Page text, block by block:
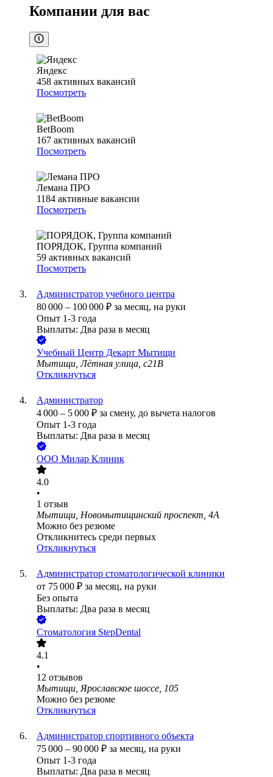
Компании для вас
Яндекс
458 активных вакансий
Посмотреть
BetBoom
167 активных вакансий
Посмотреть
Лемана ПРО
1184 активные вакансии
Посмотреть
ПОРЯДОК, Группа компаний
59 активных вакансий
Посмотреть
Администратор учебного центра
80 000 – 100 000 ₽ за месяц, на руки
Опыт 1-3 года
Выплаты: Два раза в месяц
Учебный Центр Декарт Мытищи
Мытищи, Лётная улица, с21В
Откликнуться
Администратор
4 000 – 5 000 ₽ за смену, до вычета налогов
Опыт 1-3 года
Выплаты: Два раза в месяц
ООО Милар Клиник
4.0
•
1 отзыв
Мытищи, Новомытищинский проспект, 4А
Можно без резюме
Откликнитесь среди первых
Откликнуться
Администратор стоматологической клиники
от 75 000 ₽ за месяц, на руки
Без опыта
Выплаты: Два раза в месяц
Стоматология StepDental
4.1
•
12 отзывов
Мытищи, Ярославское шоссе, 105
Можно без резюме
Откликнуться
Администратор спортивного объекта
75 000 – 90 000 ₽ за месяц, на руки
Опыт 1-3 года
Выплаты: Два раза в месяц